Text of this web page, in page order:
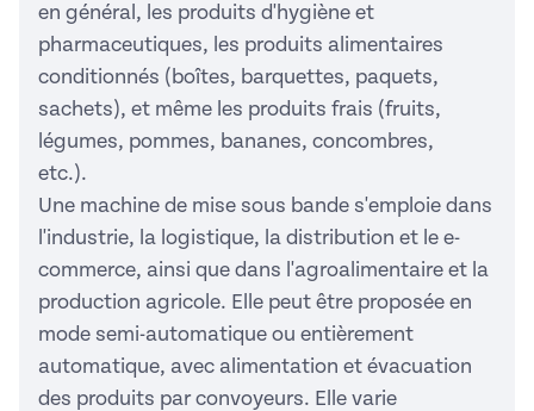
en général, les produits d'hygiène et
pharmaceutiques, les produits alimentaires
conditionnés (boîtes, barquettes, paquets,
sachets), et même les produits frais (fruits,
légumes, pommes, bananes, concombres,
etc.).
Une machine de mise sous bande s'emploie dans
l'industrie, la logistique, la distribution et le e-
commerce, ainsi que dans l'agroalimentaire et la
production agricole. Elle peut être proposée en
mode semi-automatique ou entièrement
automatique, avec alimentation et évacuation
des produits par convoyeurs. Elle varie